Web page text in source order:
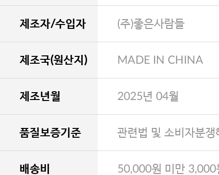
제조자/수입자 (주)좋은사람들
제조국(원산지) MADE IN CHINA
제조년월 2025년 04월
품질보증기준 관련법 및 소비자분
배송비 50,000원 미만 3,000